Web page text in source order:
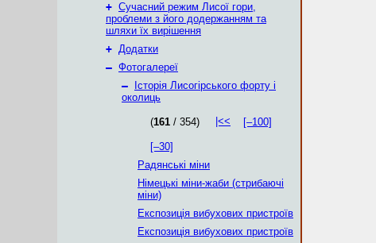
+ Сучасний режим Лисої гори,
проблеми з його додержанням та
шляхи їх вирішення
+ Додатки
– Фотогалереї
–
Історія Лисогірського форту і
околиць
(161 / 354) |<< [–100]
[–30]
Радянські міни
Німецькі міни-жаби (стрибаючі
міни)
Експозиція вибухових пристроїв
Експозиція вибухових пристроїв